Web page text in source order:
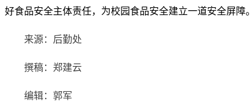
好食品安全主体责任，为校园食品安全建立一道安全屏障。
来源：后勤处
撰稿：郑建云
编辑：郭军